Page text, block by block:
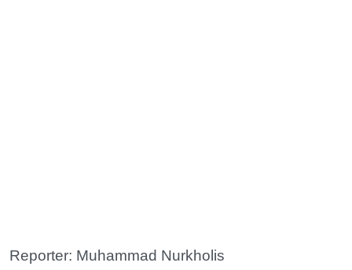
Reporter: Muhammad Nurkholis